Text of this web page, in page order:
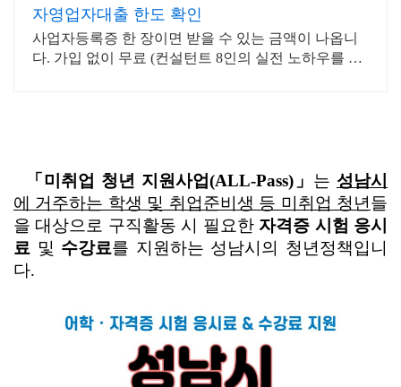
자영업자대출 한도 확인
사업자등록증 한 장이면 받을 수 있는 금액이 나옵니
다. 가입 없이 무료 (컨설턴트 8인의 실전 노하우를 혼
「미취업 청년 지원사업(ALL-Pass)」 는 성남시
에 거주하는 학생 및 취업준비생 등 미취업 청년 들
을 대상으로 구직활동 시 필요한자격증 시험 응시
료 및 수강료를 지원하는 성남시의 청년정책입니
다.